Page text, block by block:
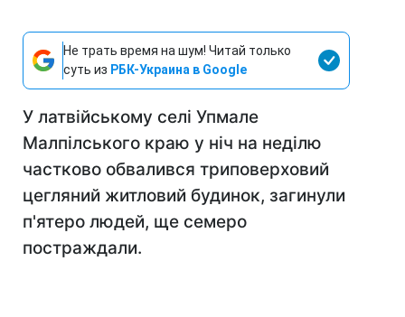
Не трать время на шум! Читай только
суть из РБК-Украина в Google
У латвійському селі Упмале
Малпілського краю у ніч на неділю
частково обвалився триповерховий
цегляний житловий будинок, загинули
п'ятеро людей, ще семеро
постраждали.